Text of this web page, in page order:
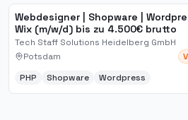
Webdesigner | Shopware |
Wix (m/w/d) bis zu 4.500€ brutto
Tech Staff Solutions Heidelberg GmbH
Potsdam
PHP Shopware Wordpress